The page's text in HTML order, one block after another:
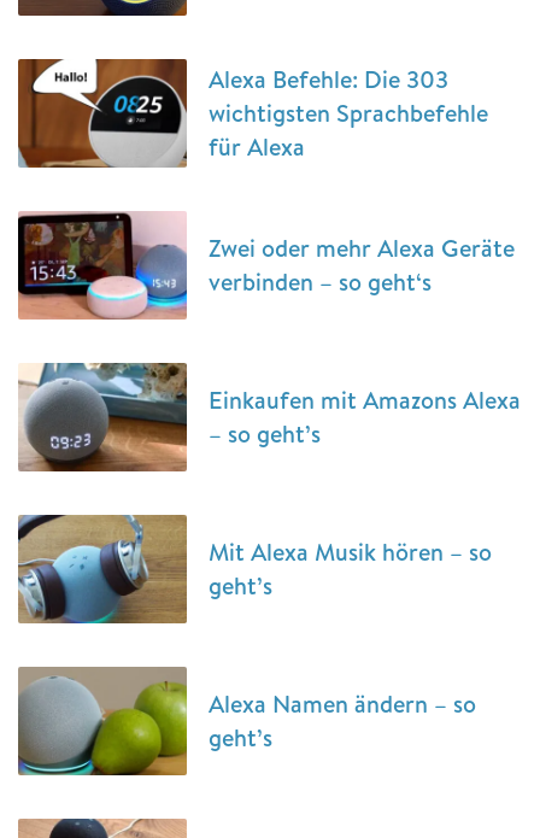
Alexa Befehle: Die 303
wichtigsten Sprachbefehle
für Alexa
Zwei oder mehr Alexa Geräte
verbinden – so geht‘s
Einkaufen mit Amazons Alexa
– so geht’s
Mit Alexa Musik hören – so
geht’s
Alexa Namen ändern – so
geht’s